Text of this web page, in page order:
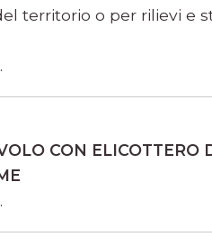
territorio o per rilievi e
.
CON ELICOTTERO
.